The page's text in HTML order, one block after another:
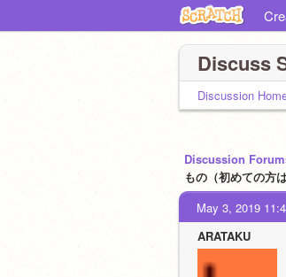
Discuss
Discussion
Discussion
もの（初めての方
May 3, 2019
ARATAKU